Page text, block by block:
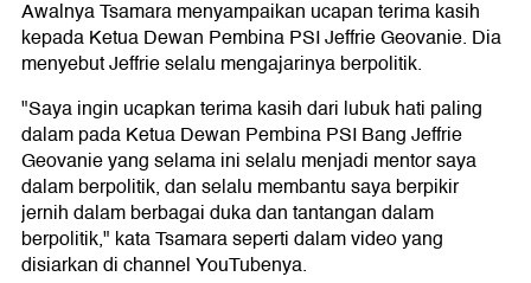
Awalnya Tsamara menyampaikan ucapan terima kasih
kepada Ketua Dewan Pembina PSI Jeffrie Geovanie. Dia
menyebut Jeffrie selalu mengajarinya berpolitik.
"Saya ingin ucapkan terima kasih dari lubuk hati paling
dalam pada Ketua Dewan Pembina PSI Bang Jeffrie
Geovanie yang selama ini selalu menjadi mentor saya
dalam berpolitik, dan selalu membantu saya berpikir
jernih dalam berbagai duka dan tantangan dalam
berpolitik," kata Tsamara seperti dalam video yang
disiarkan di channel YouTubenya.